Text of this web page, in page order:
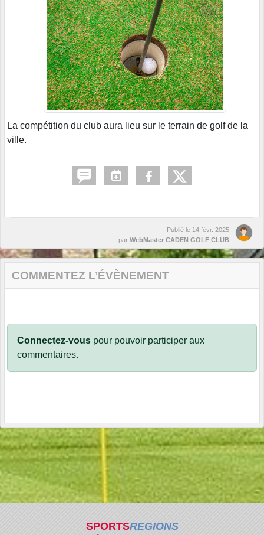
La compétition du club aura lieu sur le terrain de golf de la
ville.
Publié le 14 févr. 2025
par WebMaster CADEN GOLF CLUB
COMMENTEZ L’ÉVÈNEMENT
Connectez-vous pour pouvoir participer aux
commentaires.
SPORTSREGIONS